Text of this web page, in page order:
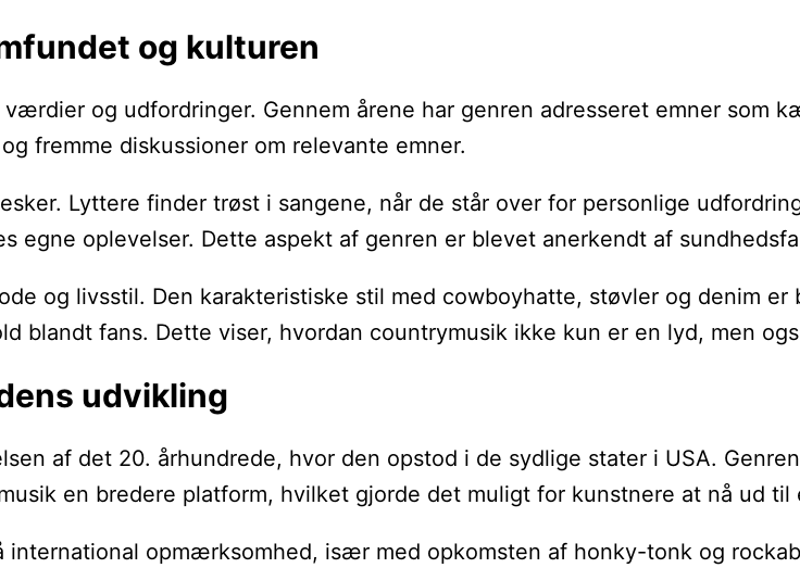
og kulturen
og udfordringer. Gennem årene har genren adresseret emner
fremme diskussioner om relevante emner.
Lyttere finder trøst i sangene, når de står over for personlige
oplevelser. Dette aspekt af genren er blevet anerkendt af
og livsstil. Den karakteristiske stil med cowboyhatte, støvler og denim
blandt fans. Dette viser, hvordan countrymusik ikke kun er en lyd, men
udvikling
af det 20. århundrede, hvor den opstod i de sydlige stater i USA.
en bredere platform, hvilket gjorde det muligt for kunstnere at nå ud
international opmærksomhed, især med opkomsten af honky-tonk og